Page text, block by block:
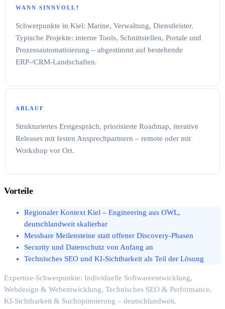
WANN SINNVOLL?
Schwerpunkte in Kiel: Marine, Verwaltung, Dienstleister.
Typische Projekte: interne Tools, Schnittstellen, Portale und
Prozessautomatisierung – abgestimmt auf bestehende
ERP-/CRM-Landschaften.
ABLAUF
Strukturiertes Erstgespräch, priorisierte Roadmap, iterative
Releases mit festen Ansprechpartnern – remote oder mit
Workshop vor Ort.
Vorteile
Regionaler Kontext Kiel – Engineering aus OWL,
deutschlandweit skalierbar
Messbare Meilensteine statt offener Discovery-Phasen
Security und Datenschutz von Anfang an
Technisches SEO und KI-Sichtbarkeit als Teil der Lösung
Expertise-Schwerpunkte: Individuelle Softwareentwicklung,
Webdesign & Webentwicklung, Technisches SEO & Performance,
KI-Sichtbarkeit & Suchoptimierung – deutschlandweit.